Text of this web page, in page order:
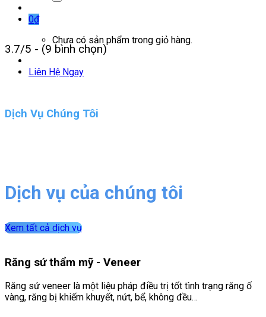
0₫
Chưa có sản phẩm trong giỏ hàng.
Liên Hệ Ngay
3.7/5 - (9 bình chọn)
Dịch Vụ Chúng Tôi
Dịch vụ của chúng tôi
Xem tất cả dịch vụ
Răng sứ thẩm mỹ - Veneer
Răng sứ veneer là một liệu pháp điều trị tốt tình trạng răng ố
vàng, răng bị khiếm khuyết, nứt, bể, không đều…